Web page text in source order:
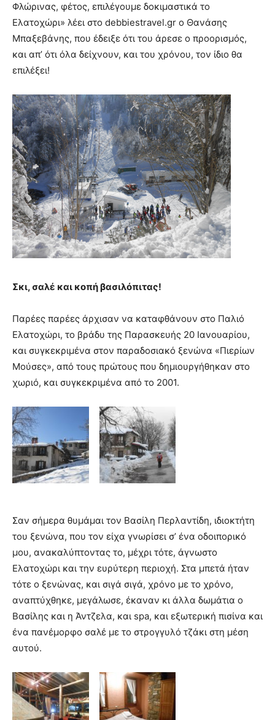
Φλώρινας, φέτος, επιλέγουμε δοκιμαστικά το
Ελατοχώρι» λέει στο debbiestravel.gr ο Θανάσης
Μπαξεβάνης, που έδειξε ότι του άρεσε ο προορισμός,
και απ’ ότι όλα δείχνουν, και του χρόνου, τον ίδιο θα
επιλέξει!
Σκι, σαλέ και κοπή βασιλόπιτας!
Παρέες παρέες άρχισαν να καταφθάνουν στο Παλιό
Ελατοχώρι, το βράδυ της Παρασκευής 20 Ιανουαρίου,
και συγκεκριμένα στον παραδοσιακό ξενώνα «Πιερίων
Μούσες», από τους πρώτους που δημιουργήθηκαν στο
χωριό, και συγκεκριμένα από το 2001.
Σαν σήμερα θυμάμαι τον Βασίλη Περλαντίδη, ιδιοκτήτη
του ξενώνα, που τον είχα γνωρίσει σ’ ένα οδοιπορικό
μου, ανακαλύπτοντας το, μέχρι τότε, άγνωστο
Ελατοχώρι και την ευρύτερη περιοχή. Στα μπετά ήταν
τότε ο ξενώνας, και σιγά σιγά, χρόνο με το χρόνο,
αναπτύχθηκε, μεγάλωσε, έκαναν κι άλλα δωμάτια ο
Βασίλης και η Άντζελα, και spa, και εξωτερική πισίνα και
ένα πανέμορφο σαλέ με το στρογγυλό τζάκι στη μέση
αυτού.